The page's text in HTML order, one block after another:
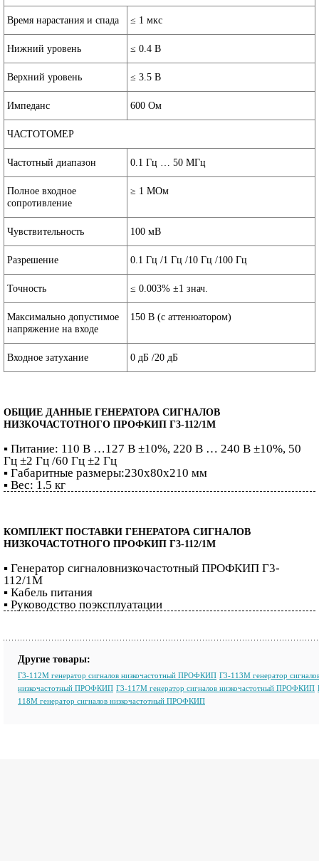
Время нарастания и спада ≤ 1 мкс
Нижний уровень ≤ 0.4 В
Верхний уровень ≤ 3.5 В
Импеданс 600 Ом
ЧАСТОТОМЕР
Частотный диапазон 0.1 Гц … 50 МГц
Полное входное
сопротивление
≥ 1 МОм
Чувствительность 100 мВ
Разрешение 0.1 Гц /1 Гц /10 Гц /100 Гц
Точность ≤ 0.003% ±1 знач.
Максимально допустимое
напряжение на входе
150 В (с аттенюатором)
Входное затухание 0 дБ /20 дБ
ОБЩИЕ ДАННЫЕ ГЕНЕРАТОРА СИГНАЛОВ
НИЗКОЧАСТОТНОГО ПРОФКИП Г3-112/1М
▪ Питание: 110 В …127 В ±10%, 220 В … 240 В ±10%, 50
Гц ±2 Гц /60 Гц ±2 Гц
▪ Габаритные размеры:230х80х210 мм
▪ Вес: 1.5 кг
КОМПЛЕКТ ПОСТАВКИ ГЕНЕРАТОРА СИГНАЛОВ
НИЗКОЧАСТОТНОГО ПРОФКИП Г3-112/1М
▪ Генератор сигналовнизкочастотный ПРОФКИП Г3-
112/1М
▪ Кабель питания
▪ Руководство поэксплуатации
Другие товары:
Г3-112М генератор сигналов низкочастотный ПРОФКИП Г3-113М генератор
низкочастотный ПРОФКИП Г3-117М генератор сигналов низкочастотный ПРОФКИП
118М генератор сигналов низкочастотный ПРОФКИП